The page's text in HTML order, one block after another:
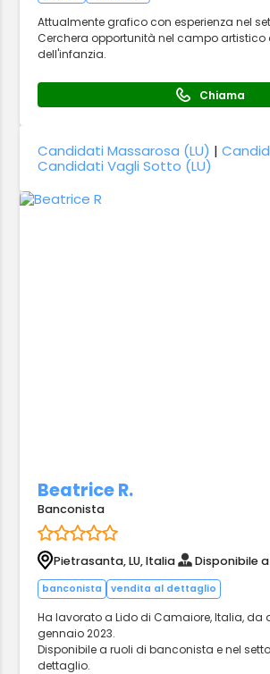
Attualmente grafico con esperienza nel
Cerchera opportunità nel campo artistico
dell'infanzia.
Chiama
Candidati Massarosa (LU) |
Candidati Vagli Sotto (LU)
Beatrice R.
Banconista
Pietrasanta, LU, Italia Disponibile
banconista vendita al dettaglio
Ha lavorato a Lido di Camaiore, Italia, da
gennaio 2023.
Disponibile a ruoli di banconista e nel
dettaglio.